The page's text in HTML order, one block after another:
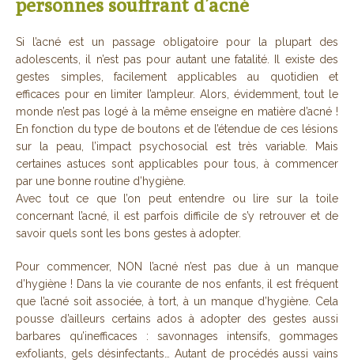
Si l’acné est un passage obligatoire pour la plupart des
adolescents, il n’est pas pour autant une fatalité. Il existe des
gestes simples, facilement applicables au quotidien et
efficaces pour en limiter l’ampleur. Alors, évidemment, tout le
monde n’est pas logé à la même enseigne en matière d’acné !
En fonction du type de boutons et de l’étendue de ces lésions
sur la peau, l’impact psychosocial est très variable. Mais
certaines astuces sont applicables pour tous, à commencer
par une bonne routine d’hygiène.
Avec tout ce que l’on peut entendre ou lire sur la toile
concernant l’acné, il est parfois difficile de s’y retrouver et de
savoir quels sont les bons gestes à adopter.
Pour commencer, NON l’acné n’est pas due à un manque
d’hygiène ! Dans la vie courante de nos enfants, il est fréquent
que l’acné soit associée, à tort, à un manque d’hygiène. Cela
pousse d’ailleurs certains ados à adopter des gestes aussi
barbares qu’inefficaces : savonnages intensifs, gommages
exfoliants, gels désinfectants… Autant de procédés aussi vains